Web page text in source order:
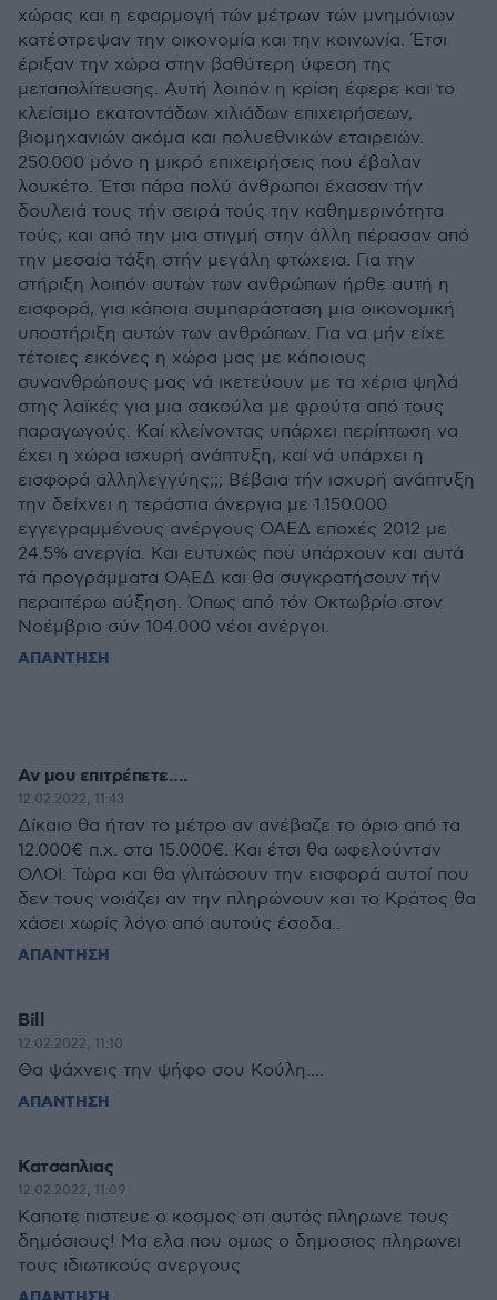
χώρας και η εφαρμογή τών μέτρων τών μνημόνιων
κατέστρεψαν την οικονομία και την κοινωνία. Έτσι
έριξαν την χώρα στην βαθύτερη ύφεση της
μεταπολίτευσης. Αυτή λοιπόν η κρίση έφερε και το
κλείσιμο εκατοντάδων χιλιάδων επιχειρήσεων,
βιομηχανιών ακόμα και πολυεθνικών εταιρειών.
250.000 μόνο η μικρό επιχειρήσεις που έβαλαν
λουκέτο. Έτσι πάρα πολύ άνθρωποι έχασαν τήν
δουλειά τους τήν σειρά τούς την καθημερινότητα
τούς, και από την μια στιγμή στην άλλη πέρασαν από
την μεσαία τάξη στήν μεγάλη φτώχεια. Για την
στήριξη λοιπόν αυτών των ανθρώπων ήρθε αυτή η
εισφορά, για κάποια συμπαράσταση μια οικονομική
υποστήριξη αυτών των ανθρώπων. Για να μήν είχε
τέτοιες εικόνες η χώρα μας με κάποιους
συνανθρώπους μας νά ικετεύουν με τα χέρια ψηλά
στης λαϊκές για μια σακούλα με φρούτα από τους
παραγωγούς. Καί κλείνοντας υπάρχει περίπτωση να
έχει η χώρα ισχυρή ανάπτυξη, καί νά υπάρχει η
εισφορά αλληλεγγύης;;; Βέβαια τήν ισχυρή ανάπτυξη
την δείχνει η τεράστια άνεργια με 1.150.000
εγγεγραμμένους ανέργους ΟΑΕΔ εποχές 2012 με
24.5% ανεργία. Και ευτυχώς που υπάρχουν και αυτά
τά προγράμματα ΟΑΕΔ και θα συγκρατήσουν τήν
περαιτέρω αύξηση. Όπως από τόν Οκτωβρίο στον
Νοέμβριο σύν 104.000 νέοι ανέργοι.
ΑΠΑΝΤΗΣΗ
Αν μου επιτρέπετε....
12.02.2022, 11:43
Δίκαιο θα ήταν το μέτρο αν ανέβαζε το όριο από τα
12.000€ π.χ. στα 15.000€. Και έτσι θα ωφελούνταν
ΟΛΟΙ. Τώρα και θα γλιτώσουν την εισφορά αυτοί που
δεν τους νοιάζει αν την πληρώνουν και το Κράτος θα
χάσει χωρίς λόγο από αυτούς έσοδα..
ΑΠΑΝΤΗΣΗ
Bill
12.02.2022, 11:10
Θα ψάχνεις την ψήφο σου Κούλη....
ΑΠΑΝΤΗΣΗ
Κατσαπλιας
12.02.2022, 11:09
Καποτε πιστευε ο κοσμος οτι αυτός πληρωνε τους
δημόσιους! Μα ελα που ομως ο δημοσιος πληρωνει
τους ιδιωτικούς ανεργους